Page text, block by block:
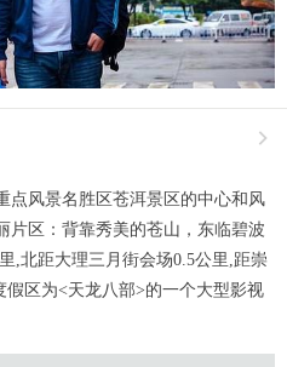

点风景名胜区苍洱景区的中心和风
片区：背靠秀美的苍山，东临碧波
,北距大理三月街会场0.5公里,距崇
区为<天龙八部>的一个大型影视